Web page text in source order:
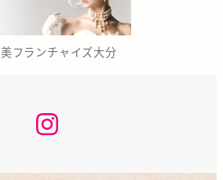
フランチャイズ大分
な
か
く